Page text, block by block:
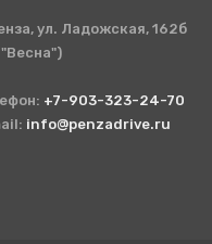
ул. Ладожская, 162б
+7-903-323-24-70
info@penzadrive.ru